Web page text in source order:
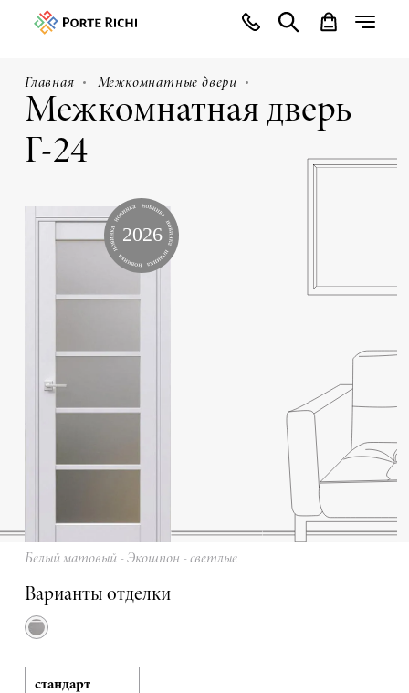
Главная Межкомнатные двери
Межкомнатная дверь
Г-24
Белый матовый - Экошпон - светлые
Варианты отделки
стандарт